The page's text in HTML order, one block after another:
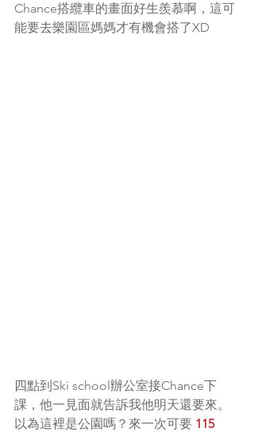
Chance搭纜車的畫面好生羨慕啊，這可
能要去樂園區媽媽才有機會搭了XD
四點到Ski school辦公室接Chance下
課，他一見面就告訴我他明天還要來。
以為這裡是公園嗎？來一次可要 115